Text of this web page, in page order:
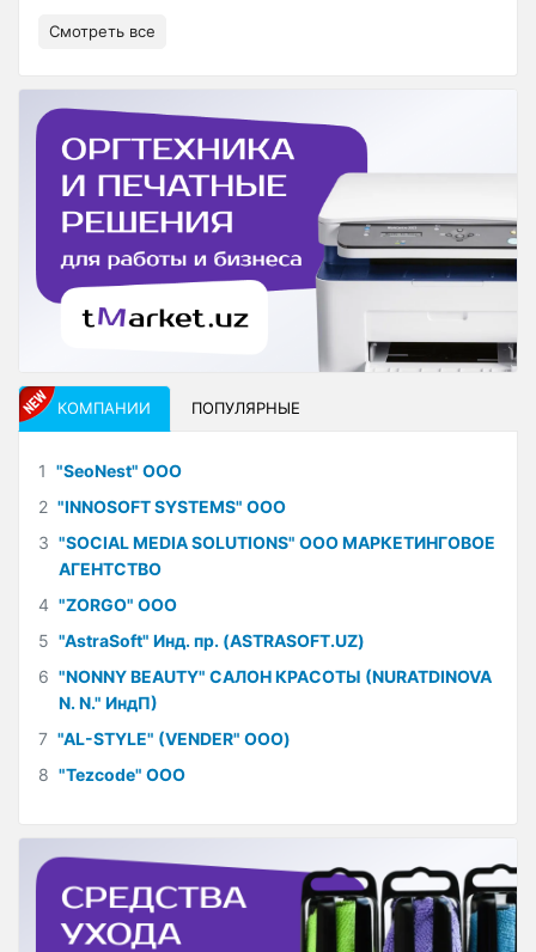
Смотреть все
КОМПАНИИ ПОПУЛЯРНЫЕ
1 "SeoNest" ООО
2 "INNOSOFT SYSTEMS" ООО
3 "SOCIAL MEDIA SOLUTIONS" ООО МАРКЕТИНГОВОЕ
АГЕНТСТВО
4 "ZORGO" ООО
5 "AstraSoft" Инд. пр. (ASTRASOFT.UZ)
6 "NONNY BEAUTY" САЛОН КРАСОТЫ (NURATDINOVA
N. N." ИндП)
7 "AL-STYLE" (VENDER" ООО)
8 "Tezcode" ООО